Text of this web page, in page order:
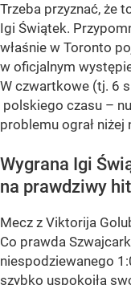
Trzeba przyznać, że
Igi Świątek.
właśnie w Toronto
w oficjalnym
W czwartkowe (tj. 6
polskiego czasu –
problemu ograł
Wygrana Igi
na prawdziwy
Mecz z Viktorija
Co prawda
niespodziewanego
szybko uspokoiła